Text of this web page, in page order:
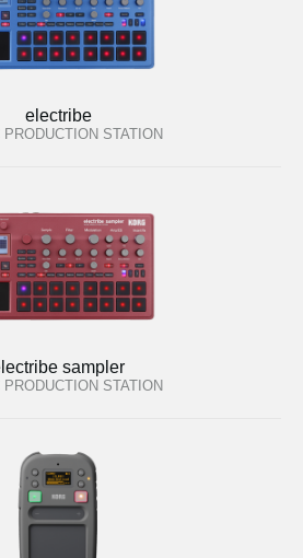
electribe
PRODUCTION STATION
sampler
PRODUCTION STATION